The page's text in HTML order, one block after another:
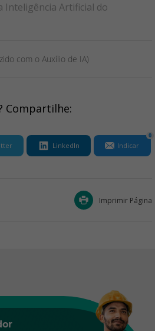
Artificial do
com o Auxílio de IA)
Compartilhe:
LinkedIn Indicar
0
Imprimir Página